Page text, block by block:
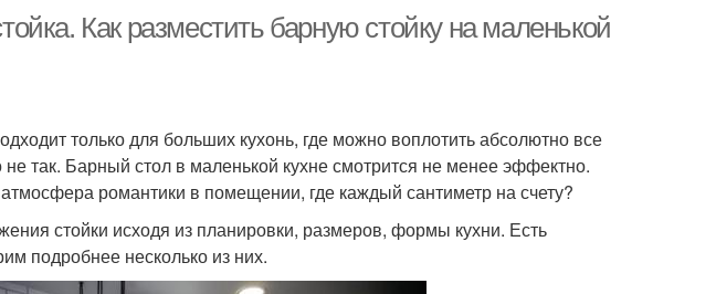
Как разместить барную стойку на маленькой
только для больших кухонь, где можно воплотить абсолютно все
так. Барный стол в маленькой кухне смотрится не менее эффектно.
романтики в помещении, где каждый сантиметр на счету?
стойки исходя из планировки, размеров, формы кухни. Есть
подробнее несколько из них.